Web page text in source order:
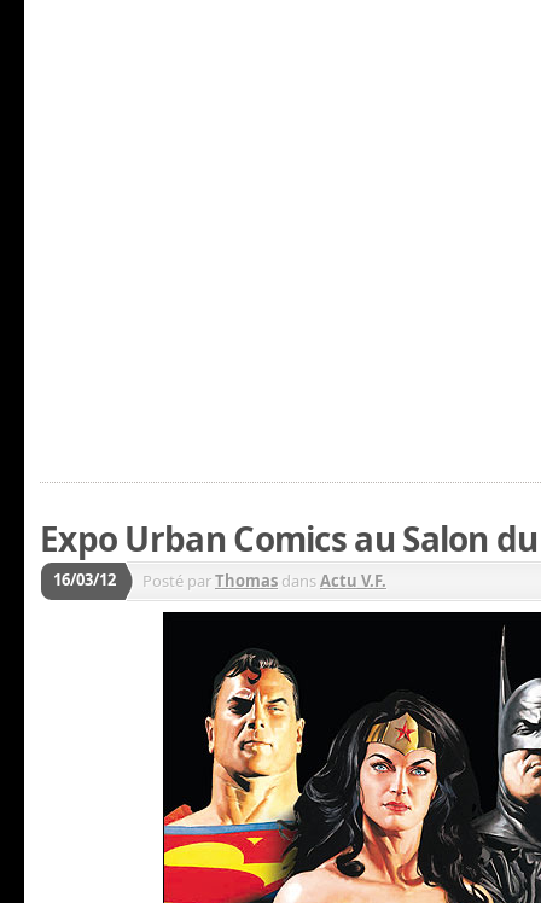
Expo Urban Comics au Salon
16/03/12 Posté parThomas dansActu V.F.